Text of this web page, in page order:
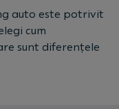
auto este potrivit
cum
sunt diferențele